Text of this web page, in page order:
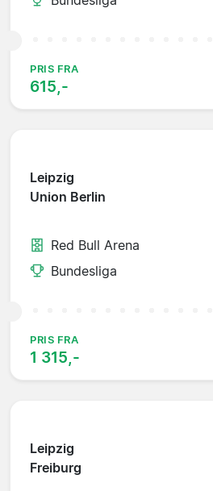
PRIS FRA
615,-
Leipzig
Union Berlin
Red Bull Arena
Bundesliga
PRIS FRA
1 315,-
Leipzig
Freiburg